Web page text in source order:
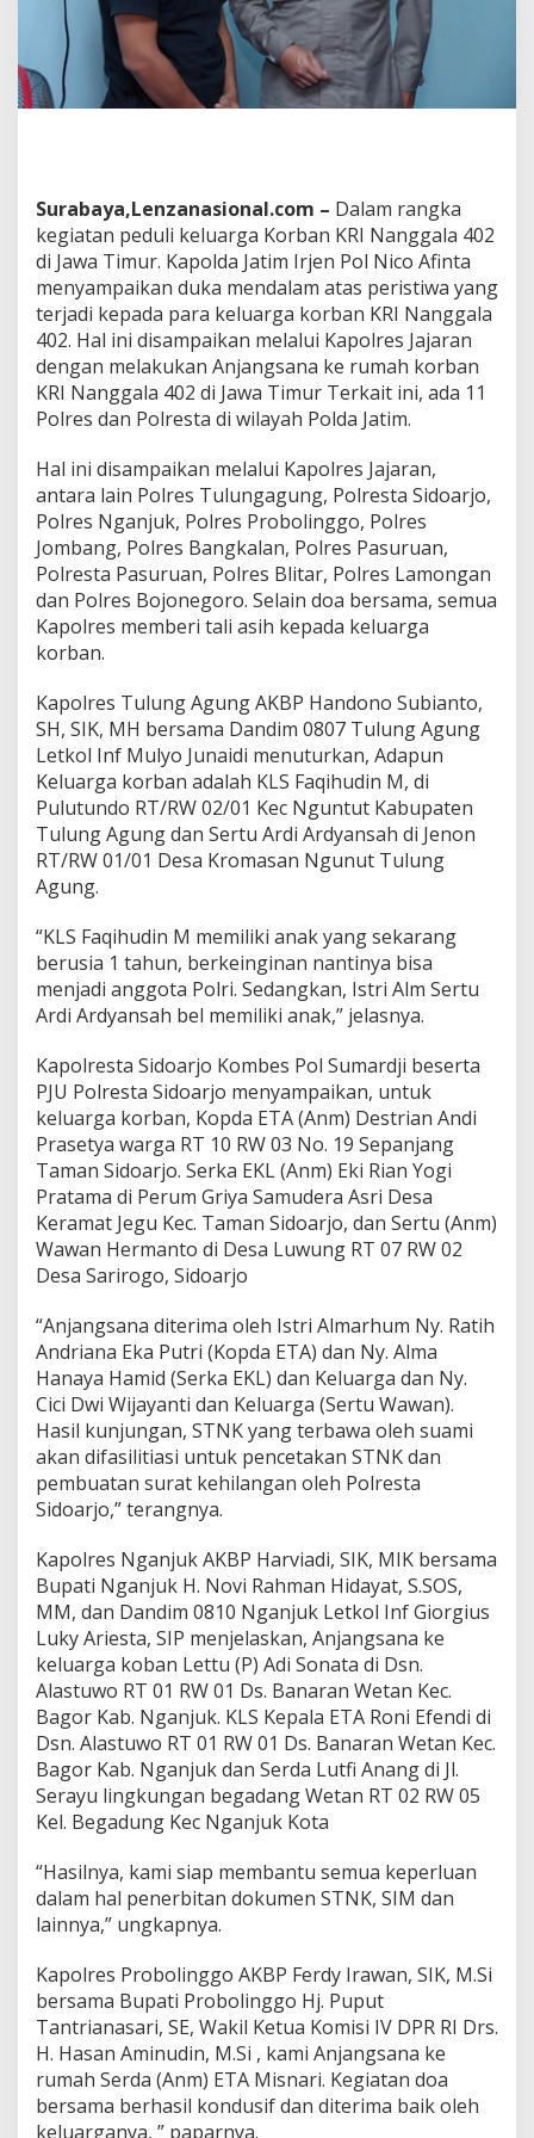
a
D
i
T
m
u
r
P
e
d
u
l
i
e
l
u
a
r
g
a
o
a
n
R
I
N
a
n
g
l
4
0
2
Surabaya,Lenzanasional.com – Dalam rangka
kegiatan peduli keluarga Korban KRI Nanggala 402
di Jawa Timur. Kapolda Jatim Irjen Pol Nico Afinta
menyampaikan duka mendalam atas peristiwa yang
terjadi kepada para keluarga korban KRI Nanggala
402. Hal ini disampaikan melalui Kapolres Jajaran
dengan melakukan Anjangsana ke rumah korban
KRI Nanggala 402 di Jawa Timur Terkait ini, ada 11
Polres dan Polresta di wilayah Polda Jatim.
Hal ini disampaikan melalui Kapolres Jajaran,
antara lain Polres Tulungagung, Polresta Sidoarjo,
Polres Nganjuk, Polres Probolinggo, Polres
Jombang, Polres Bangkalan, Polres Pasuruan,
Polresta Pasuruan, Polres Blitar, Polres Lamongan
dan Polres Bojonegoro. Selain doa bersama, semua
Kapolres memberi tali asih kepada keluarga
korban.
Kapolres Tulung Agung AKBP Handono Subianto,
SH, SIK, MH bersama Dandim 0807 Tulung Agung
Letkol Inf Mulyo Junaidi menuturkan, Adapun
Keluarga korban adalah KLS Faqihudin M, di
Pulutundo RT/RW 02/01 Kec Nguntut Kabupaten
Tulung Agung dan Sertu Ardi Ardyansah di Jenon
RT/RW 01/01 Desa Kromasan Ngunut Tulung
Agung.
“KLS Faqihudin M memiliki anak yang sekarang
berusia 1 tahun, berkeinginan nantinya bisa
menjadi anggota Polri. Sedangkan, Istri Alm Sertu
Ardi Ardyansah bel memiliki anak,” jelasnya.
Kapolresta Sidoarjo Kombes Pol Sumardji beserta
PJU Polresta Sidoarjo menyampaikan, untuk
keluarga korban, Kopda ETA (Anm) Destrian Andi
Prasetya warga RT 10 RW 03 No. 19 Sepanjang
Taman Sidoarjo. Serka EKL (Anm) Eki Rian Yogi
Pratama di Perum Griya Samudera Asri Desa
Keramat Jegu Kec. Taman Sidoarjo, dan Sertu (Anm)
Wawan Hermanto di Desa Luwung RT 07 RW 02
Desa Sarirogo, Sidoarjo
“Anjangsana diterima oleh Istri Almarhum Ny. Ratih
Andriana Eka Putri (Kopda ETA) dan Ny. Alma
Hanaya Hamid (Serka EKL) dan Keluarga dan Ny.
Cici Dwi Wijayanti dan Keluarga (Sertu Wawan).
Hasil kunjungan, STNK yang terbawa oleh suami
akan difasilitiasi untuk pencetakan STNK dan
pembuatan surat kehilangan oleh Polresta
Sidoarjo,” terangnya.
Kapolres Nganjuk AKBP Harviadi, SIK, MIK bersama
Bupati Nganjuk H. Novi Rahman Hidayat, S.SOS,
MM, dan Dandim 0810 Nganjuk Letkol Inf Giorgius
Luky Ariesta, SIP menjelaskan, Anjangsana ke
keluarga koban Lettu (P) Adi Sonata di Dsn.
Alastuwo RT 01 RW 01 Ds. Banaran Wetan Kec.
Bagor Kab. Nganjuk. KLS Kepala ETA Roni Efendi di
Dsn. Alastuwo RT 01 RW 01 Ds. Banaran Wetan Kec.
Bagor Kab. Nganjuk dan Serda Lutfi Anang di Jl.
Serayu lingkungan begadang Wetan RT 02 RW 05
Kel. Begadung Kec Nganjuk Kota
“Hasilnya, kami siap membantu semua keperluan
dalam hal penerbitan dokumen STNK, SIM dan
lainnya,” ungkapnya.
Kapolres Probolinggo AKBP Ferdy Irawan, SIK, M.Si
bersama Bupati Probolinggo Hj. Puput
Tantrianasari, SE, Wakil Ketua Komisi IV DPR RI Drs.
H. Hasan Aminudin, M.Si , kami Anjangsana ke
rumah Serda (Anm) ETA Misnari. Kegiatan doa
bersama berhasil kondusif dan diterima baik oleh
keluarganya, ” paparnya.